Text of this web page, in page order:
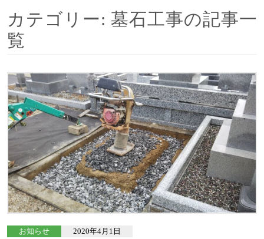
カテゴリー: 墓石工事の記事一
覧
お知らせ 2020年4月1日